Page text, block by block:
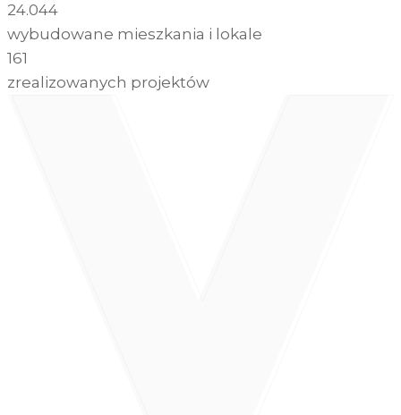
24.044
wybudowane mieszkania i lokale
161
zrealizowanych projektów